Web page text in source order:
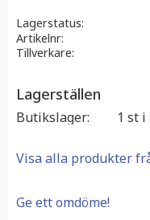
Lagerstatus
Artikelnr
Tillverkare
Lagerställen
Butikslager 1 st
Visa alla produkter
Ge ett omdöme!